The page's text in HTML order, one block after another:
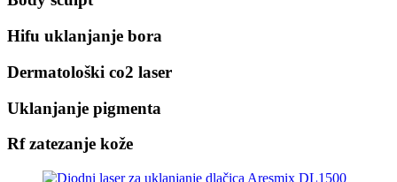
Hifu uklanjanje bora
Dermatološki co2 laser
Uklanjanje pigmenta
Rf zatezanje kože